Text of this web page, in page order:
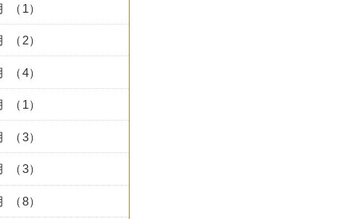
（1）
（2）
（4）
（1）
（3）
（3）
（8）